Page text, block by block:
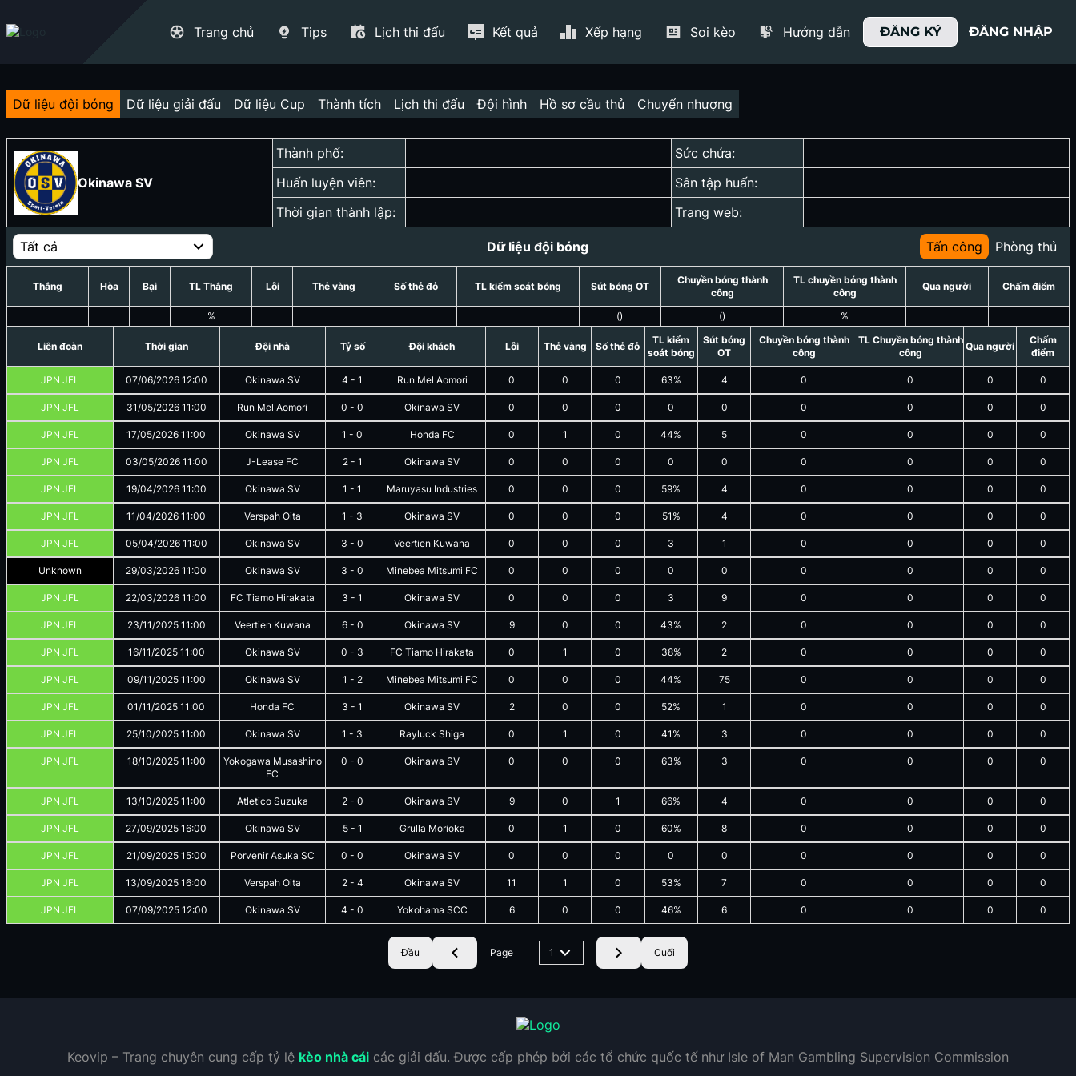
Trang chủ Tips Lịch thi đấu Kết quả Xếp hạng Soi kèo Hướng dẫn ĐĂNG KÝ ĐĂNG NHẬP
Dữ liệu đội bóng Dữ liệu giải đấu Dữ liệu Cup Thành tích Lịch thi đấu Đội hình Hồ sơ cầu thủ Chuyển nhượng
Okinawa SV
Thành phố:
Sức chứa:
Huấn luyện viên:
Sân tập huấn:
Thời gian thành lập:
Trang web:
Tất cả Dữ liệu đội bóng Tấn công Phòng thủ
Thắng Hòa Bại TL Thắng
%
Lỗi Thẻ vàng Số thẻ đỏ TL kiểm soát bóng Sút bóng OT
()
Chuyền bóng thành
công
()
TL chuyền bóng thành
công
%
Qua người Chấm điểm
Liên đoàn Thời gian Đội nhà Tỷ số Đội khách Lỗi Thẻ vàng Số thẻ đỏ
TL kiểm
soát bóng
Sút bóng
OT
Chuyền bóng thành
công
TL Chuyền bóng thành
công
Qua người
Chấm
điểm
JPN JFL 07/06/2026 12:00 Okinawa SV 4 -1 Run Mel Aomori 0 0 0 63% 4 0 0 0 0
JPN JFL 31/05/2026 11:00 Run Mel Aomori 0 -0 Okinawa SV 0 0 0 0 0 0 0 0 0
JPN JFL 17/05/2026 11:00 Okinawa SV 1 -0 Honda FC 0 1 0 44% 5 0 0 0 0
JPN JFL 03/05/2026 11:00 J-Lease FC 2- 1 Okinawa SV 0 0 0 0 0 0 0 0 0
JPN JFL 19/04/2026 11:00 Okinawa SV 1 -1 Maruyasu Industries 0 0 0 59% 4 0 0 0 0
JPN JFL 11/04/2026 11:00 Verspah Oita 1 - 3 Okinawa SV 0 0 0 51% 4 0 0 0 0
JPN JFL 05/04/2026 11:00 Okinawa SV 3 -0 Veertien Kuwana 0 0 0 3 1 0 0 0 0
Unknown 29/03/2026 11:00 Okinawa SV 3 -0 Minebea Mitsumi FC 0 0 0 0 0 0 0 0 0
JPN JFL 22/03/2026 11:00 FC Tiamo Hirakata 3 -1 Okinawa SV 0 0 0 3 9 0 0 0 0
JPN JFL 23/11/2025 11:00 Veertien Kuwana 6- 0 Okinawa SV 9 0 0 43% 2 0 0 0 0
JPN JFL 16/11/2025 11:00 Okinawa SV 0 - 3 FC Tiamo Hirakata 0 1 0 38% 2 0 0 0 0
JPN JFL 09/11/2025 11:00 Okinawa SV 1 - 2 Minebea Mitsumi FC 0 0 0 44% 75 0 0 0 0
JPN JFL 01/11/2025 11:00 Honda FC 3 -1 Okinawa SV 2 0 0 52% 1 0 0 0 0
JPN JFL 25/10/2025 11:00 Okinawa SV 1 - 3 Rayluck Shiga 0 1 0 41% 3 0 0 0 0
JPN JFL 18/10/2025 11:00
Yokogawa Musashino
FC
0 -0 Okinawa SV 0 0 0 63% 3 0 0 0 0
JPN JFL 13/10/2025 11:00 Atletico Suzuka 2- 0 Okinawa SV 9 0 1 66% 4 0 0 0 0
JPN JFL 27/09/2025 16:00 Okinawa SV 5- 1 Grulla Morioka 0 1 0 60% 8 0 0 0 0
JPN JFL 21/09/2025 15:00 Porvenir Asuka SC 0 -0 Okinawa SV 0 0 0 0 0 0 0 0 0
JPN JFL 13/09/2025 16:00 Verspah Oita 2- 4 Okinawa SV 11 1 0 53% 7 0 0 0 0
JPN JFL 07/09/2025 12:00 Okinawa SV 4 -0 Yokohama SCC 6 0 0 46% 6 0 0 0 0
Đầu Page 1 Cuối
Keovip – Trang chuyên cung cấp tỷ lệ kèo nhà cái các giải đấu. Được cấp phép bởi các tổ chức quốc tế như Isle of Man Gambling Supervision Commission